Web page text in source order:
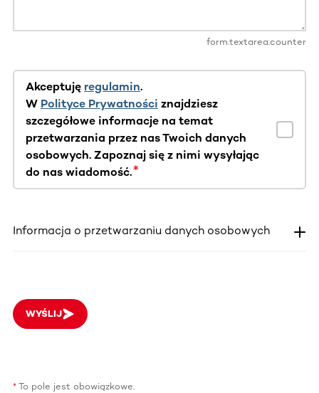
form.textarea.counter
Akceptuję regulamin.
W Polityce Prywatności znajdziesz
szczegółowe informacje na temat
przetwarzania przez nas Twoich danych
osobowych. Zapoznaj się z nimi wysyłając
do nas wiadomość.
Informacja o przetwarzaniu danych osobowych
WYŚLIJ
To pole jest obowiązkowe.